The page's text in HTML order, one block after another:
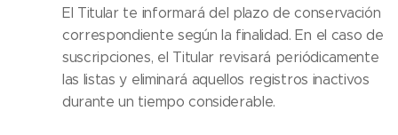
El Titular te informará del plazo de conservación
correspondiente según la finalidad. En el caso de
suscripciones, el Titular revisará periódicamente
las listas y eliminará aquellos registros inactivos
durante un tiempo considerable.